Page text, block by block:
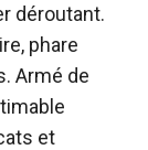
déroutant.
phare
Armé de
et